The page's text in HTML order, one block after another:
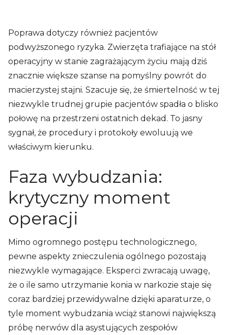
Poprawa dotyczy również pacjentów
podwyższonego ryzyka. Zwierzęta trafiające na stół
operacyjny w stanie zagrażającym życiu mają dziś
znacznie większe szanse na pomyślny powrót do
macierzystej stajni. Szacuje się, że śmiertelność w tej
niezwykle trudnej grupie pacjentów spadła o blisko
połowę na przestrzeni ostatnich dekad. To jasny
sygnał, że procedury i protokoły ewoluują we
właściwym kierunku.
Faza wybudzania:
krytyczny moment
operacji
Mimo ogromnego postępu technologicznego,
pewne aspekty znieczulenia ogólnego pozostają
niezwykle wymagające. Eksperci zwracają uwagę,
że o ile samo utrzymanie konia w narkozie staje się
coraz bardziej przewidywalne dzięki aparaturze, o
tyle moment wybudzania wciąż stanowi największą
próbę nerwów dla asystujących zespołów